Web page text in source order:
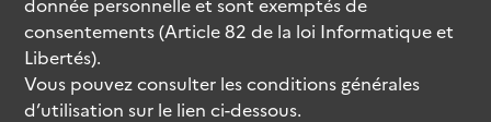
consentements (Article 82 de la loi Informatique et
Libertés).
Vous pouvez consulter les conditions générales
d’utilisation sur le lien ci-dessous.